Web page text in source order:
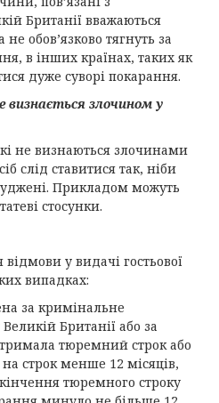
Британії вважаються
обов’язково тягнуть за
в інших країнах, таких як
дуже суворі покарання.
визнається злочином у
не визнаються злочинами
слід ставитися так, ніби
Прикладом можуть
стосунки.
відмови у видачі гостьової
випадках:
за кримінальне
Британії або за
тюремний строк або
строк менше 12 місяців,
тюремного строку